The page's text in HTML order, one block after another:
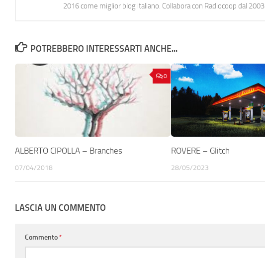
2016 come miglior blog italiano. Collabora con Radiocoop dal 2003.
POTREBBERO INTERESSARTI ANCHE...
0
ALBERTO CIPOLLA – Branches
07/04/2018
ROVERE – Glitch
28/05/2023
LASCIA UN COMMENTO
Commento*